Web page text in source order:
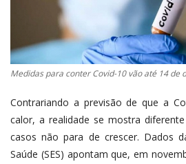
Medidas para conter Covid-10 vão até 14 de
Contrariando a previsão de que a
calor, a realidade se mostra
casos não para de crescer. Dados
Saúde (SES) apontam que, em